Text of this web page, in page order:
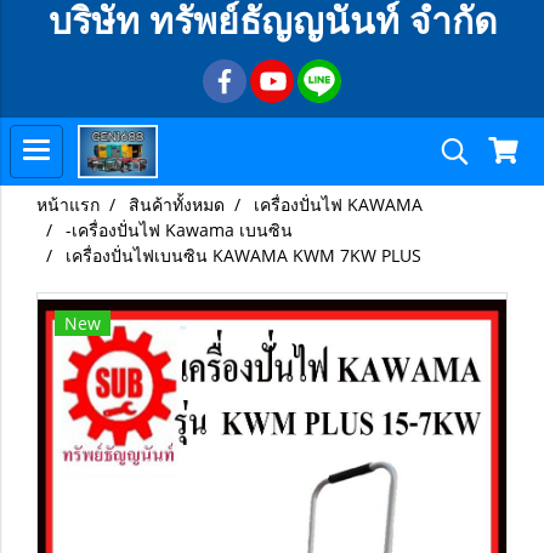
บริษัท ทรัพย์ธัญญนันท์ จำกัด
หน้าแรก สินค้าทั้งหมด
เครื่องปั่นไฟ KAWAMA
-เครื่องปั่นไฟ Kawama เบนซิน
เครื่องปั่นไฟเบนซิน KAWAMA KWM 7KW PLUS
New